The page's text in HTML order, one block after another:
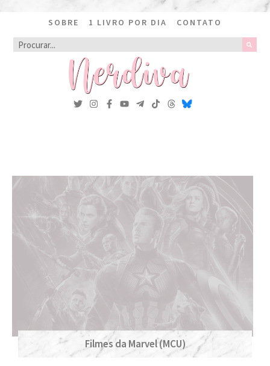
SOBRE 1 LIVRO POR DIA CONTATO
Filmes da Marvel (MCU)